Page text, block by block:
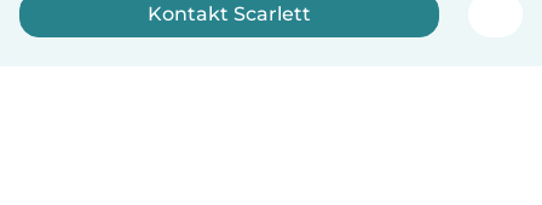
Kontakt Scarlett